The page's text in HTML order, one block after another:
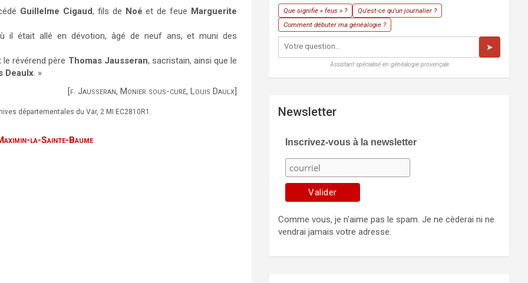
Guillelme Cigaud, fils de Noé et de feue Marguerite
il était allé en dévotion, âgé de neuf ans, et muni des
le révérend père Thomas Jausseran, sacristain, ainsi que le
Deaulx. »
[f. Jausseran, Monier sous-curé, Louis Daulx]
départementales du Var, 2 MI EC2810R1.
la-Sainte-Baume
Que signifie « feus » ?
Qu'est-ce qu'un journalier ?
Comment débuter ma généalogie ?
➤
Assistant spécialisé en généalogie provençale
Newsletter
Inscrivez-vous à la newsletter
Comme vous, je n'aime pas le spam. Je ne cèderai ni ne
vendrai jamais votre adresse.